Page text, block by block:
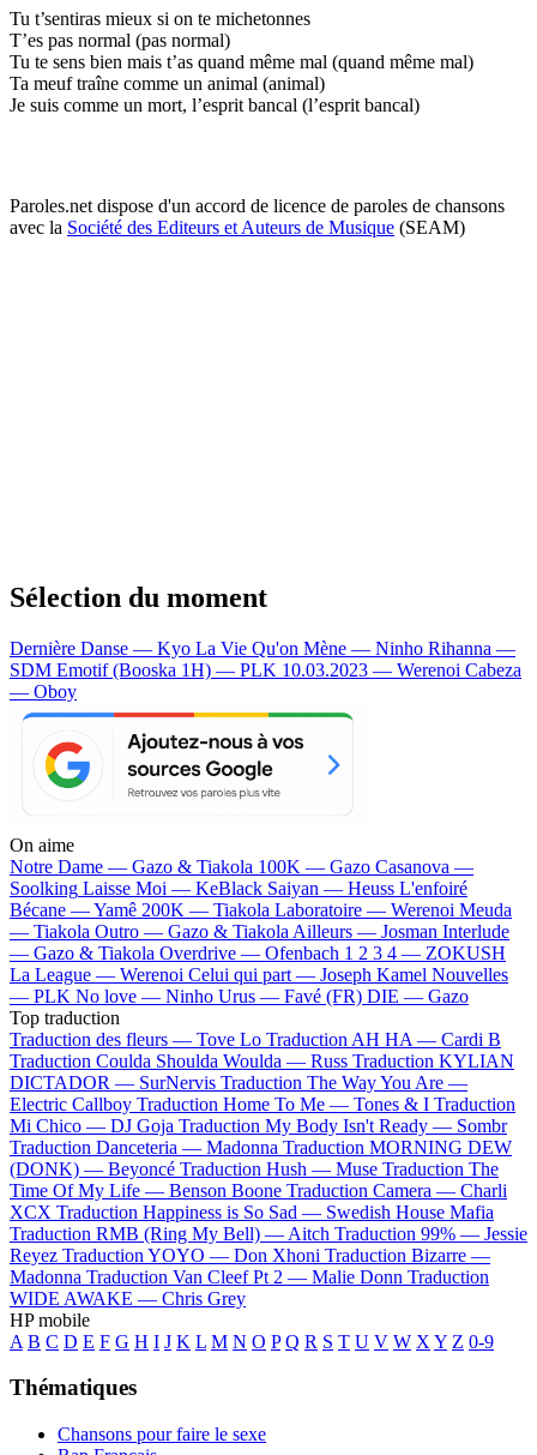
Tu t’sentiras mieux si on te michetonnes
T’es pas normal (pas normal)
Tu te sens bien mais t’as quand même mal (quand même mal)
Ta meuf traîne comme un animal (animal)
Je suis comme un mort, l’esprit bancal (l’esprit bancal)
Paroles.net dispose d'un accord de licence de paroles de chansons
avec la Société des Editeurs et Auteurs de Musique (SEAM)
Sélection du moment
Dernière Danse — Kyo La Vie Qu'on Mène — Ninho Rihanna —
SDM Emotif (Booska 1H) — PLK 10.03.2023 — Werenoi Cabeza
— Oboy
On aime
Notre Dame — Gazo & Tiakola 100K — Gazo Casanova —
Soolking Laisse Moi — KeBlack Saiyan — Heuss L'enfoiré
Bécane —Yamê 200K — Tiakola Laboratoire — Werenoi Meuda
— Tiakola Outro — Gazo & Tiakola Ailleurs — Josman Interlude
— Gazo & Tiakola Overdrive — Ofenbach 1 2 3 4 — ZOKUSH
La League — Werenoi Celui qui part — Joseph Kamel Nouvelles
— PLK No love — Ninho Urus — Favé (FR) DIE — Gazo
Top traduction
Traduction des fleurs — Tove Lo Traduction AH HA — Cardi B
Traduction Coulda Shoulda Woulda — Russ Traduction KYLIAN
DICTADOR — SurNervis Traduction The Way You Are —
Electric Callboy Traduction Home To Me — Tones & I Traduction
Mi Chico — DJ Goja Traduction My Body Isn't Ready — Sombr
Traduction Danceteria — Madonna Traduction MORNING DEW
(DONK) — Beyoncé Traduction Hush — Muse Traduction The
Time Of My Life — Benson Boone Traduction Camera — Charli
XCX Traduction Happiness is So Sad — Swedish House Mafia
Traduction RMB (Ring My Bell) — Aitch Traduction 99% — Jessie
Reyez Traduction YOYO — Don Xhoni Traduction Bizarre —
Madonna Traduction Van Cleef Pt 2 — Malie Donn Traduction
WIDE AWAKE — Chris Grey
HP mobile
A B C D E F G H I J K L M N O P Q R S T U V W X Y Z 0-9
Thématiques
Chansons pour faire le sexe